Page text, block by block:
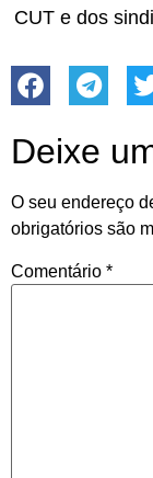
CUT e dos
Deixe
O seu endereço
obrigatórios são
Comentário *